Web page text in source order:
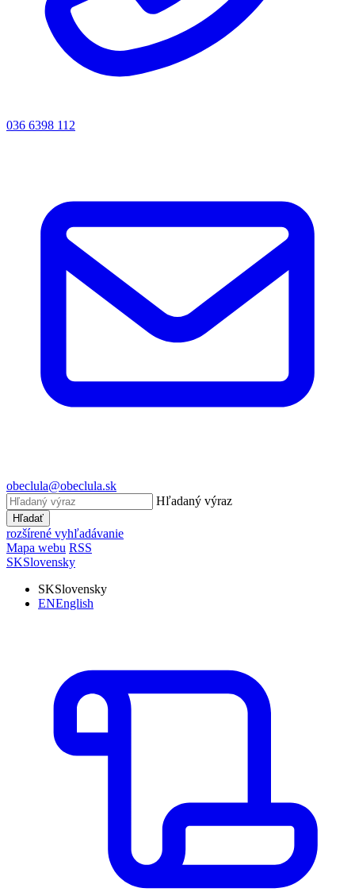
036 6398 112
obeclula@obeclula.sk
Hľadaný výraz
Hľadať
rozšírené vyhľadávanie
Mapa webu RSS
SKSlovensky
SKSlovensky
ENEnglish